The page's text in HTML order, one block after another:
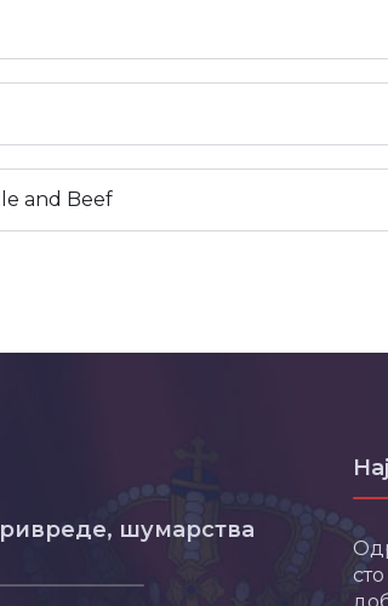
and Beef
шумарства